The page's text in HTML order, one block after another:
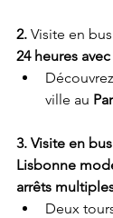
2. Visite en bus
24 heures
ville au
3. Visite en
Lisbonne
arrêts
Deux